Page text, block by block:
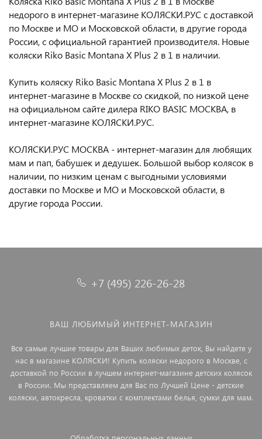
недорого в интернет-магазине КОЛЯСКИ.РУС с доставкой
по Москве и МО и Московской области, в другие города
России, с официальной гарантией производителя. Новые
коляски Riko Basic Montana X Plus 2 в 1 в наличии.
Купить коляску Riko Basic Montana X Plus 2 в 1 в
интернет-магазине в Москве со скидкой, по низкой цене
на официальном сайте дилера RIKO BASIC МОСКВА, в
интернет-магазине КОЛЯСКИ.РУС.
КОЛЯСКИ.РУС МОСКВА - интернет-магазин для любящих
мам и пап, бабушек и дедушек. Большой выбор колясок в
наличии, по низким ценам с выгодными условиями
доставки по Москве и МО и Московской области, в
другие города России.
+7 (495) 226-26-28
ВАШ ЛЮБИМЫЙ ИНТЕРНЕТ-МАГАЗИН
Все самые лучшие товары для Ваших любимых деток, Вы найдете у
нас в магазине КОЛЯСКИ! Купить коляски недорого в Москве, с
доставкой по России в лучшем интернет-магазине детских колясок
в России. Мы представляем для Вас по Лучшей Цене - детские
коляски, автокресла, кроватки с комплектами белья, сумки для мам.